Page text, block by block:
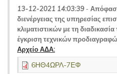
13-12-2021 14:03:39 -
διενέργειας της υπηρεσίας
κλιματιστικών με τη
έγκριση τεχνικών
Αρχείο ΑΔΑ:
6ΗΘ4ΩΡΛ-7ΕΦ